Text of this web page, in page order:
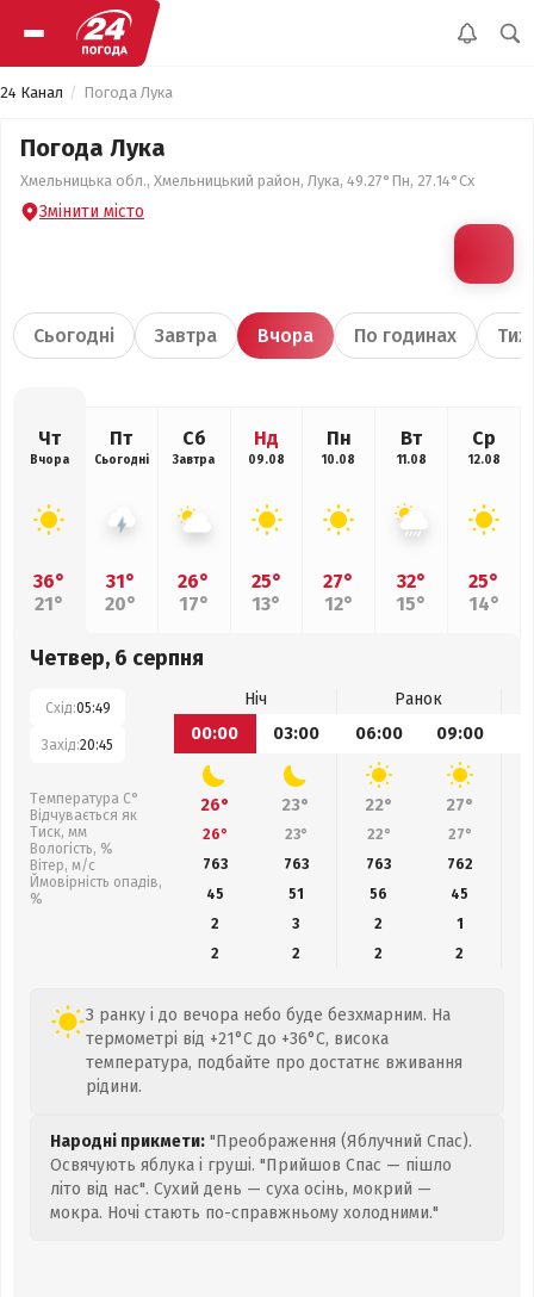
24 Канал Погода Лука
Погода Лука
Хмельницька обл., Хмельницький район, Лука, 49.27°Пн, 27.14°Сх
Змінити місто
Сьогодні Завтра Вчора По годинах
Чт
Вчора
36°
21°
Пт
Сьогодні
31°
20°
Сб
Завтра
26°
17°
Нд
09.08
25°
13°
Пн
10.08
27°
12°
Вт
11.08
32°
15°
Ср
12.08
25°
14°
Четвер, 6 серпня
Схід:05:49
Захід:20:45
Температура С°
Відчувається як
Тиск, мм
Вологість, %
Вітер, м/с
Ймовірність опадів,
%
Ніч
Ранок
00:00
03:00 06:00 09:00
26° 23° 22° 27°
26° 23° 22° 27°
763
763 763 762
45
51 56 45
2
3 2
1
2
2 2 2
З ранку і до вечора небо буде безхмарним. На
термометрі від +21°C до +36°C, висока
температура, подбайте про достатнє вживання
рідини.
Народні прикмети: "Преображення (Яблучний Спас).
Освячують яблука і груші. "Прийшов Спас — пішло
літо від нас". Сухий день — суха осінь, мокрий —
мокра. Ночі стають по-справжньому холодними."